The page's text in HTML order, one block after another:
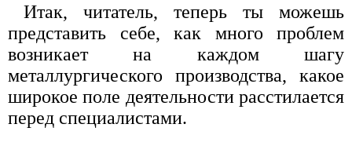
Итак, читатель, теперь ты можешь
представить себе, как много проблем
возникает на каждом шагу
металлургического производства, какое
широкое поле деятельности расстилается
перед специалистами.